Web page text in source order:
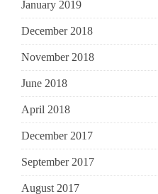
January 2019
December 2018
November 2018
June 2018
April 2018
December 2017
September 2017
August 2017